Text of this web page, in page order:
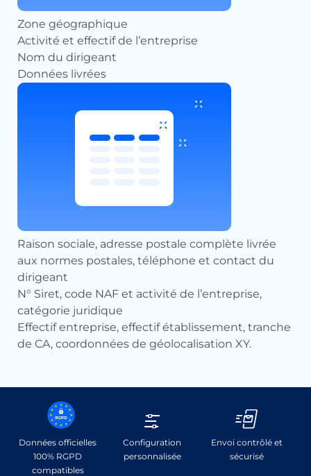
Zone géographique
Activité et effectif de l’entreprise
Nom du dirigeant
Données livrées
Raison sociale, adresse postale complète livrée
aux normes postales, téléphone et contact du
dirigeant
N° Siret, code NAF et activité de l’entreprise,
catégorie juridique
Effectif entreprise, effectif établissement, tranche
de CA, coordonnées de géolocalisation XY.
Données officielles
100% RGPD
compatibles
Configuration
personnalisée
Envoi contrôlé et
sécurisé